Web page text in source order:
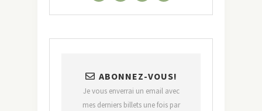
ABONNEZ-VOUS!
Je vous enverrai un email avec
mes derniers billets une fois par